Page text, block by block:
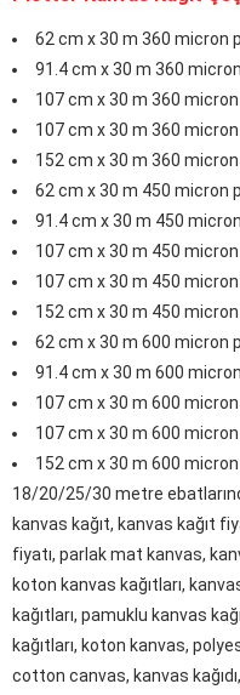
62 cm x 30 m 360 micron
91.4 cm x 30 m 360
107 cm x 30 m 360
107 cm x 30 m 360
152 cm x 30 m 360
62 cm x 30 m 450 micron
91.4 cm x 30 m 450
107 cm x 30 m 450
107 cm x 30 m 450
152 cm x 30 m 450
62 cm x 30 m 600 micron
91.4 cm x 30 m 600
107 cm x 30 m 600
107 cm x 30 m 600
152 cm x 30 m 600
18/20/25/30 metre
kanvas kağıt, kanvas kağıt
fiyatı, parlak mat kanvas,
koton kanvas kağıtları,
kağıtları, pamuklu kanvas
kağıtları, koton kanvas,
cotton canvas, kanvas